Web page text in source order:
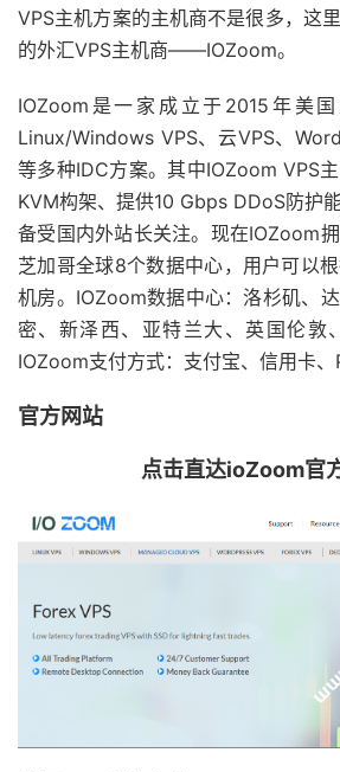
VPS主机方案的主机商不是很多，这
的外汇VPS主机商——IOZoom。
IOZoom是一家成立于2015年美
Linux/Windows VPS、云VPS、
等多种IDC方案。其中IOZoom VPS
KVM构架、提供10 Gbps DDoS防护
备受国内外站长关注。现在IOZoom
芝加哥全球8个数据中心，用户可以
机房。IOZoom数据中心：洛杉矶、
密、新泽西、亚特兰大、英国伦敦
IOZoom支付方式：支付宝、信用卡、
官方网站
点击直达ioZoom官